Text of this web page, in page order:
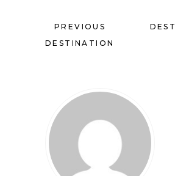
PREVIOUS
DESTINATION